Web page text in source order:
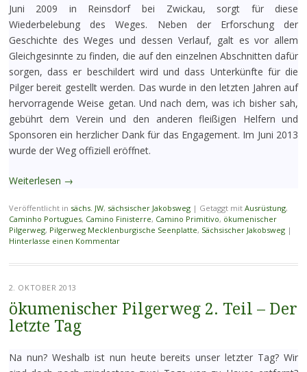
Juni 2009 in Reinsdorf bei Zwickau, sorgt für diese
Wiederbelebung des Weges. Neben der Erforschung der
Geschichte des Weges und dessen Verlauf, galt es vor allem
Gleichgesinnte zu finden, die auf den einzelnen Abschnitten dafür
sorgen, dass er beschildert wird und dass Unterkünfte für die
Pilger bereit gestellt werden. Das wurde in den letzten Jahren auf
hervorragende Weise getan. Und nach dem, was ich bisher sah,
gebührt dem Verein und den anderen fleißigen Helfern und
Sponsoren ein herzlicher Dank für das Engagement. Im Juni 2013
wurde der Weg offiziell eröffnet.
Weiterlesen →
Veröffentlicht in sächs. JW, sächsischer Jakobsweg | Getaggt mit Ausrüstung,
Caminho Portugues, Camino Finisterre, Camino Primitivo, ökumenischer
Pilgerweg, Pilgerweg Mecklenburgische Seenplatte, Sächsischer Jakobsweg |
Hinterlasse einen Kommentar
2. OKTOBER 2013
ökumenischer Pilgerweg 2. Teil – Der
letzte Tag
Na nun? Weshalb ist nun heute bereits unser letzter Tag? Wir